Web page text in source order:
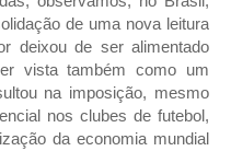
de uma nova leitura
deixou de ser alimentado
vista também como um
na imposição, mesmo
nos clubes de futebol,
da economia mundial